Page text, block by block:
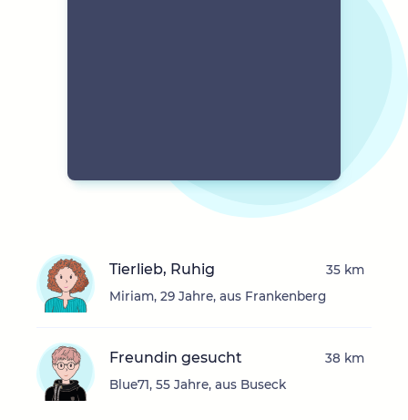
Tierlieb, Ruhig
Miriam, 29 Jahre, aus Frankenberg
35 km
Freundin gesucht
Blue71, 55 Jahre, aus Buseck
38 km